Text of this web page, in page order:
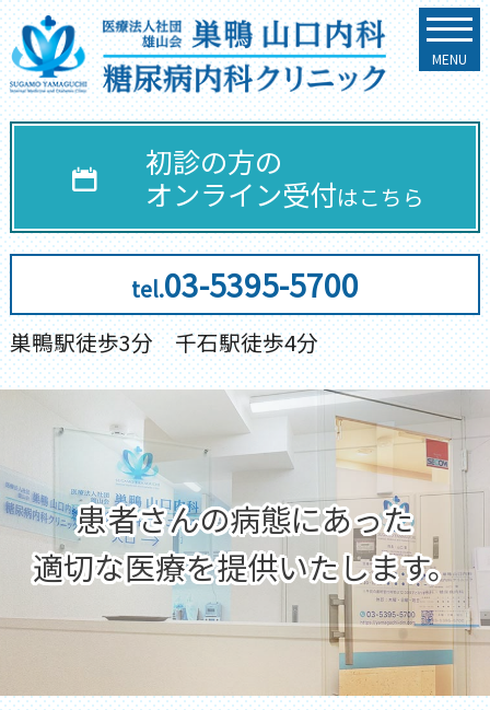
tel.03-5395-5700
巣鴨駅徒歩3分 千石駅徒歩4分
初診の方の
オンライン受付はこちら
患者さんの病態にあった
適切な医療を提供いたします。